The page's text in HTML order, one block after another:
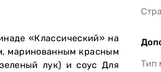
Тип
«Классический» на
маринованным красным
лук) и соус Для